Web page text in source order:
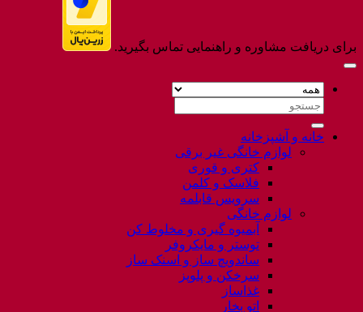
برای دریافت مشاوره و راهنمایی تماس بگیرید.
جستجو
خانه و آشپزخانه
لوازم خانگی غیر برقی
کتری و قوری
فلاسک و کلمن
سرویس قابلمه
لوازم خانگی
آبمیوه گیری و مخلوط کن
توستر و مایکروفر
ساندویچ ساز و اسنک ساز
سرخکن و پلوپز
غذاساز
اتو بخار